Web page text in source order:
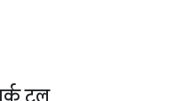
टूल